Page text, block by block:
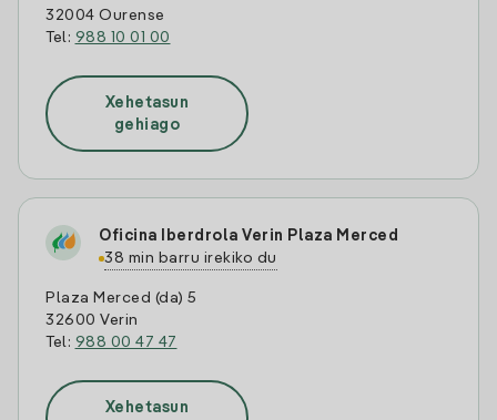
32004 Ourense
Tel: 988 10 01 00
Xehetasun
gehiago
Oficina Iberdrola Verin Plaza Merced
38 min barru irekiko du
Plaza Merced (da) 5
32600 Verin
Tel: 988 00 47 47
Xehetasun